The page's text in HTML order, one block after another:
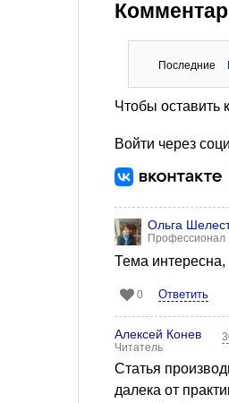
Последние
Чтобы оставить
Войти через
Ольга
Профессионал
Тема интересна,
0 Ответить
Алексей Конев
Читатель
Статья
далека от